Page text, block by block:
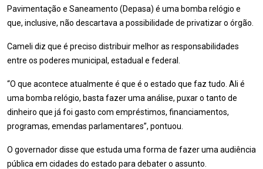
Pavimentação e Saneamento (Depasa) é uma bomba relógio e
que, inclusive, não descartava a possibilidade de privatizar o órgão.
Cameli diz que é preciso distribuir melhor as responsabilidades
entre os poderes municipal, estadual e federal.
“O que acontece atualmente é que é o estado que faz tudo. Ali é
uma bomba relógio, basta fazer uma análise, puxar o tanto de
dinheiro que já foi gasto com empréstimos, financiamentos,
programas, emendas parlamentares”, pontuou.
O governador disse que estuda uma forma de fazer uma audiência
pública em cidades do estado para debater o assunto.